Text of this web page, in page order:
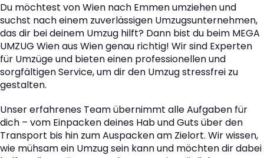
Du möchtest von Wien nach Emmen umziehen und
suchst nach einem zuverlässigen Umzugsunternehmen,
das dir bei deinem Umzug hilft? Dann bist du beim MEGA
UMZUG Wien aus Wien genau richtig! Wir sind Experten
für Umzüge und bieten einen professionellen und
sorgfältigen Service, um dir den Umzug stressfrei zu
gestalten.
Unser erfahrenes Team übernimmt alle Aufgaben für
dich – vom Einpacken deines Hab und Guts über den
Transport bis hin zum Auspacken am Zielort. Wir wissen,
wie mühsam ein Umzug sein kann und möchten dir dabei